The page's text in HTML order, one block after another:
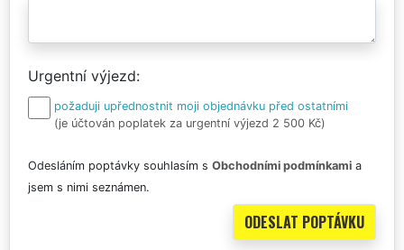
Urgentní výjezd
požaduji upřednostnit moji objednávku před ostatními
(je účtován poplatek za urgentní výjezd 2 500 Kč)
Odesláním poptávky souhlasím s Obchodními podmínkami a
jsem s nimi seznámen.